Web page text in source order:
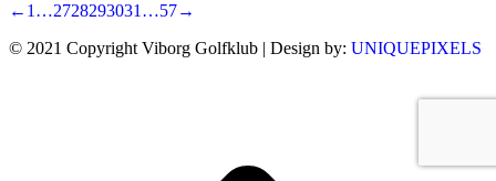
← 1 …2728293031 …57→
© 2021 Copyright Viborg Golfklub | Design by: UNIQUEPIXELS